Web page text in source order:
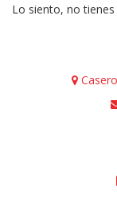
Lo siento, no